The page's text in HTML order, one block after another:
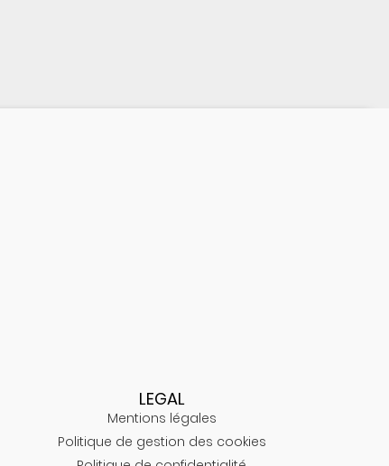
LEGAL
Mentions légales
Politique de gestion des cookies